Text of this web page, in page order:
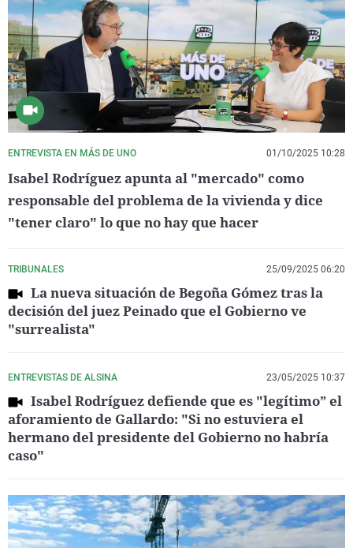
ENTREVISTA EN MÁS DE UNO 01/10/2025 10:28
Isabel Rodríguez apunta al "mercado" como
responsable del problema de la vivienda y dice
"tener claro" lo que no hay que hacer
TRIBUNALES 25/09/2025 06:20
La nueva situación de Begoña Gómez tras la
decisión del juez Peinado que el Gobierno ve
"surrealista"
ENTREVISTAS DE ALSINA 23/05/2025 10:37
Isabel Rodríguez defiende que es "legítimo” el
aforamiento de Gallardo: "Si no estuviera el
hermano del presidente del Gobierno no habría
caso"